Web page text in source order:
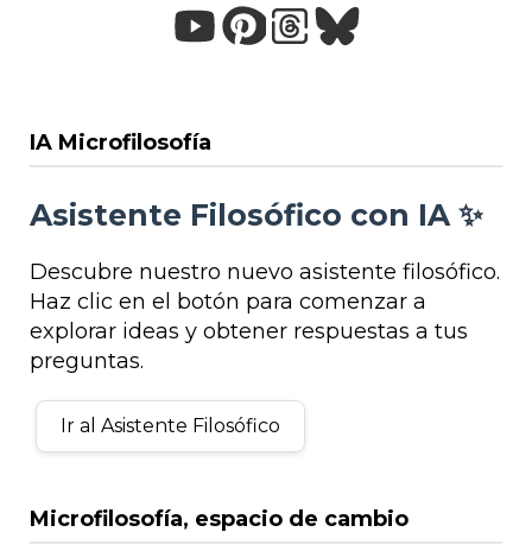
IA Microfilosofía
Asistente Filosófico con IA ✨
Descubre nuestro nuevo asistente filosófico.
Haz clic en el botón para comenzar a
explorar ideas y obtener respuestas a tus
preguntas.
Ir al Asistente Filosófico
Microfilosofía, espacio de cambio